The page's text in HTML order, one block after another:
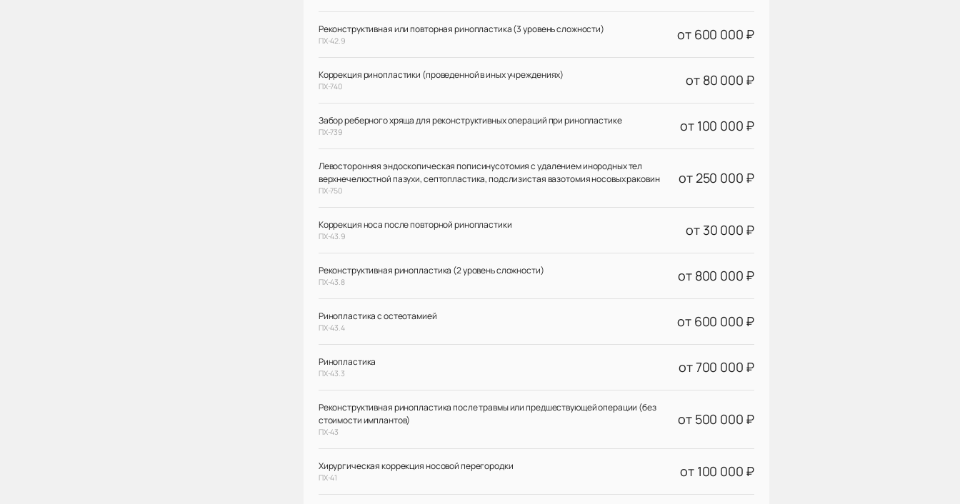
Реконструктивная или повторная ринопластика (3 уровень сложности)
ПХ-42.9 от 600 000 ₽
Коррекция ринопластики (проведенной в иных учреждениях)
ПХ-740 от 80 000 ₽
Забор реберного хряща для реконструктивных операций при ринопластике
ПХ-739 от 100 000 ₽
Левосторонняя эндоскопическая пописинусотомия с удалением инородных тел
верхнечелюстной пазухи, септопластика, подслизистая вазотомия носовых раковин
ПХ-750
от 250 000 ₽
Коррекция носа после повторной ринопластики
ПХ-43.9 от 30 000 ₽
Реконструктивная ринопластика (2 уровень сложности)
ПХ-43.8 от 800 000 ₽
Ринопластика с остеотамией
ПХ-43.4 от 600 000 ₽
Ринопластика
ПХ-43.3 от 700 000 ₽
Реконструктивная ринопластика после травмы или предшествующей операции (без
стоимости имплантов)
ПХ-43
от 500 000 ₽
Хирургическая коррекция носовой перегородки
ПХ-41 от 100 000 ₽